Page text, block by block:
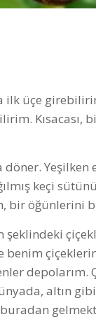
ilk üçe
Kısacası,
Yeşilken
keçi
bir öğünlerini
şeklindeki
benim
altın